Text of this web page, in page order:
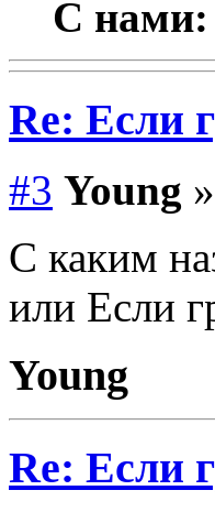
С нами:
Re: Если
#3 Young
С каким
или Если
Young
Re: Если